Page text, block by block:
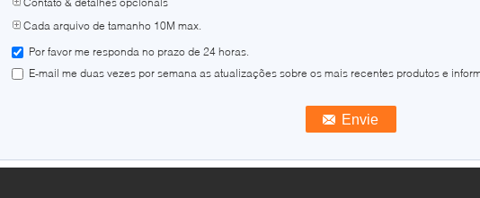
Cada arquivo de tamanho 10M max.
Por favor me responda no prazo de 24 horas.
E-mail me duas vezes por semana as atualizações sobre os mais recentes produtos e